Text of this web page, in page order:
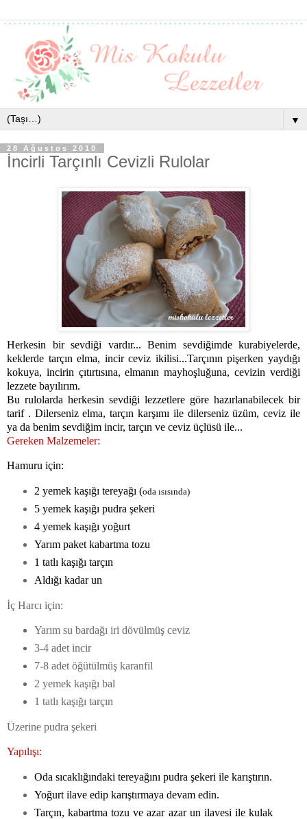
▼
28 Ağustos 2010
İncirli Tarçınlı Cevizli Rulolar
Herkesin bir sevdiği vardır... Benim sevdiğimde kurabiyelerde,
keklerde tarçın elma, incir ceviz ikilisi...Tarçının pişerken yaydığı
kokuya, incirin çıtırtısına, elmanın mayhoşluğuna, cevizin verdiği
lezzete bayılırım.
Bu rulolarda herkesin sevdiği lezzetlere göre hazırlanabilecek bir
tarif . Dilerseniz elma, tarçın karşımı ile dilerseniz üzüm, ceviz ile
ya da benim sevdiğim incir, tarçın ve ceviz üçlüsü ile...
Gereken Malzemeler:
Hamuru için:
2 yemek kaşığı tereyağı (oda ısısında)
5 yemek kaşığı pudra şekeri
4 yemek kaşığı yoğurt
Yarım paket kabartma tozu
1 tatlı kaşığı tarçın
Aldığı kadar un
İç Harcı için:
Yarım su bardağı iri dövülmüş ceviz
3-4 adet incir
7-8 adet öğütülmüş karanfil
2 yemek kaşığı bal
1 tatlı kaşığı tarçın
Üzerine pudra şekeri
Yapılışı:
Oda sıcaklığındaki tereyağını pudra şekeri ile karıştırın.
Yoğurt ilave edip karıştırmaya devam edin.
Tarçın, kabartma tozu ve azar azar un ilavesi ile kulak